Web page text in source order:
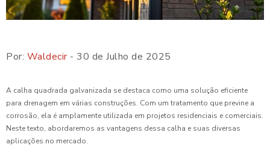
Por: Waldecir- 30 de Julho de 2025
A calha quadrada galvanizada se destaca como uma solução eficiente
para drenagem em várias construções. Com um tratamento que previne a
corrosão, ela é amplamente utilizada em projetos residenciais e comerciais.
Neste texto, abordaremos as vantagens dessa calha e suas diversas
aplicações no mercado.